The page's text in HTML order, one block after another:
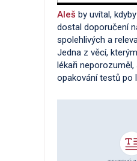
Aleš by uvítal,
dostal doporučení
spolehlivých a
Jedna z věcí,
lékaři
opakování testů po